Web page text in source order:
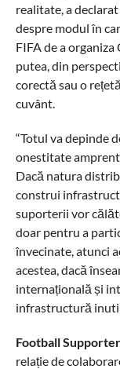
realitate, a
despre modul în
FIFA de a
putea, din
corectă sau o
cuvânt.
“Totul va depinde
onestitate
Dacă natura
construi
suporterii vor
doar pentru a
învecinate, atunci
acestea, dacă
internațională și
infrastructură
Football
relație de